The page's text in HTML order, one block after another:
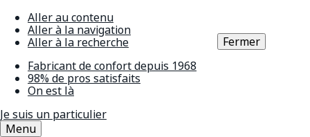
Aller au contenu
Aller à la navigation
Aller à la recherche
Fabricant de confort depuis 1968
98% de pros satisfaits
On est là
Je suis un particulier
Menu
Fermer